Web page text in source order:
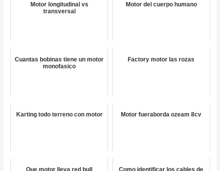
Motor longitudinal vs
transversal
Motor del cuerpo humano
Cuantas bobinas tiene un motor
monofasico
Factory motor las rozas
Karting todo terreno con motor Motor fueraborda ozeam 8cv
Que motor lleva red bull
Como identificar los cables de